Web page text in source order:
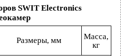
SWIT Electronics
Масса,
Размеры, мм
кг